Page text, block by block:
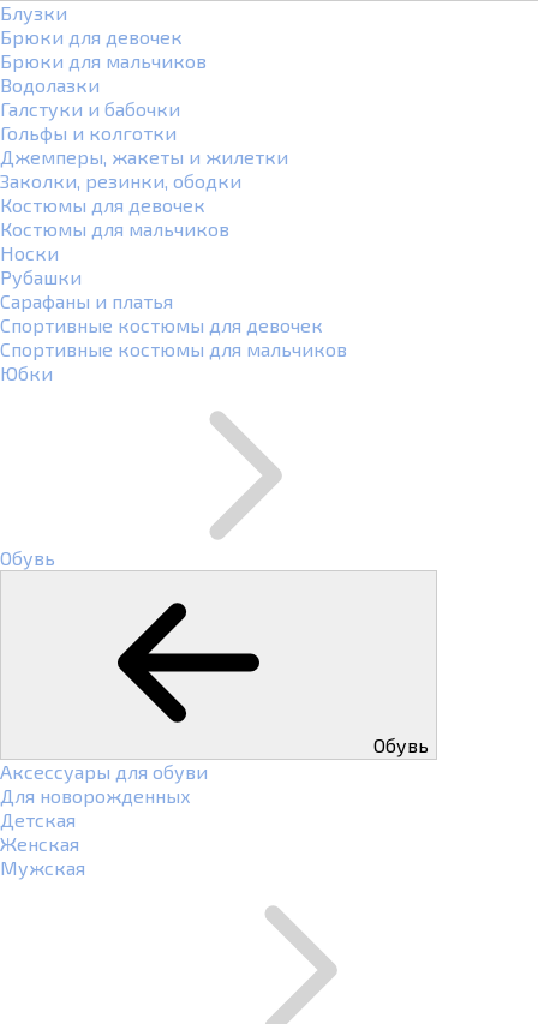
Блузки
Брюки для девочек
Брюки для мальчиков
Водолазки
Галстуки и бабочки
Гольфы и колготки
Джемперы, жакеты и жилетки
Заколки, резинки, ободки
Костюмы для девочек
Костюмы для мальчиков
Носки
Рубашки
Сарафаны и платья
Спортивные костюмы для девочек
Спортивные костюмы для мальчиков
Юбки
Обувь
Обувь
Аксессуары для обуви
Для новорожденных
Детская
Женская
Мужская